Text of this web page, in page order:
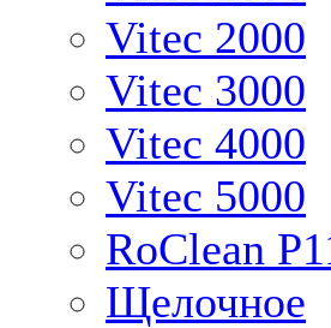
Vitec 2000
Vitec 3000
Vitec 4000
Vitec 5000
RoClean
Щелочное